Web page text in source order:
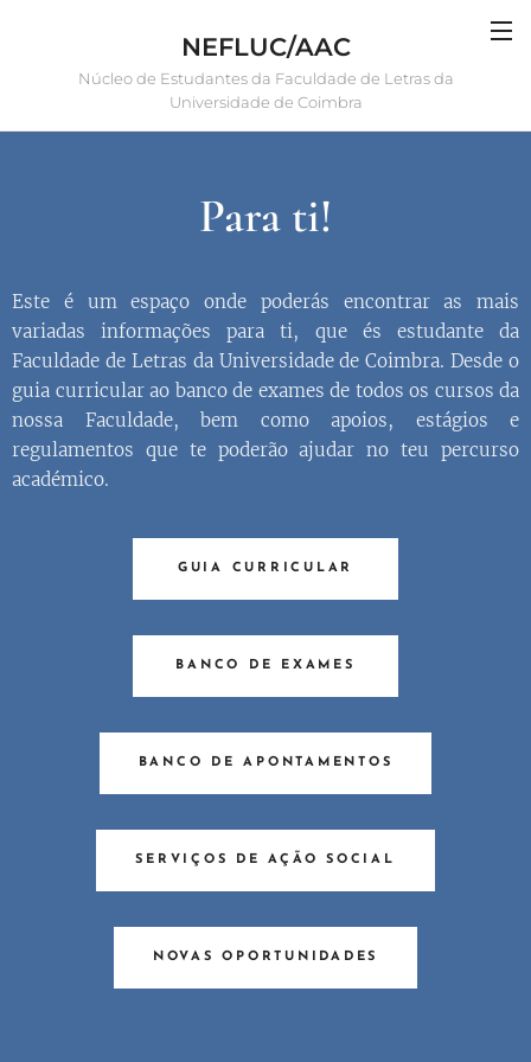
NEFLUC/AAC
Núcleo de Estudantes da Faculdade de Letras da
Universidade de Coimbra
Para ti!
Este é um espaço onde poderás encontrar as mais
variadas informações para ti, que és estudante da
Faculdade de Letras da Universidade de Coimbra. Desde o
guia curricular ao banco de exames de todos os cursos da
nossa Faculdade, bem como apoios, estágios e
regulamentos que te poderão ajudar no teu percurso
académico.
GUIA CURRICULAR
BANCO DE EXAMES
BANCO DE APONTAMENTOS
SERVIÇOS DE AÇÃO SOCIAL
NOVAS OPORTUNIDADES